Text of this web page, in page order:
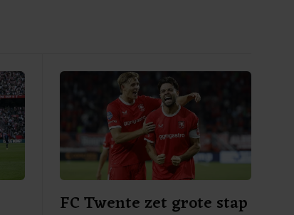
FC Twente zet grote stap